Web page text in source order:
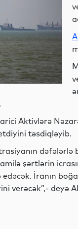
Aktivlərə
təsdiqləyib.
şərtlərin
İranın
verəcək”,- deyə